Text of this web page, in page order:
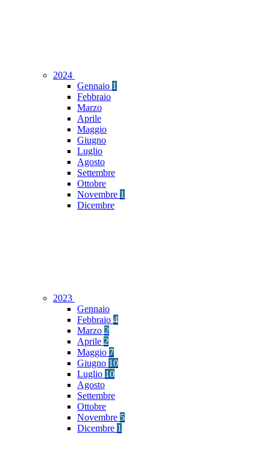
2024
Gennaio 1
Febbraio
Marzo
Aprile
Maggio
Giugno
Luglio
Agosto
Settembre
Ottobre
Novembre 1
Dicembre
2023
Gennaio
Febbraio 4
Marzo 2
Aprile 2
Maggio 7
Giugno 10
Luglio 10
Agosto
Settembre
Ottobre
Novembre 5
Dicembre 1